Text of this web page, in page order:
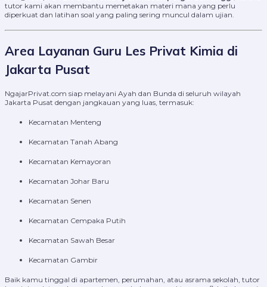
tutor kami akan membantu memetakan materi mana yang perlu
diperkuat dan latihan soal yang paling sering muncul dalam ujian.
Area Layanan Guru Les Privat Kimia di
Jakarta Pusat
NgajarPrivat.com siap melayani Ayah dan Bunda di seluruh wilayah
Jakarta Pusat dengan jangkauan yang luas, termasuk:
Kecamatan Menteng
Kecamatan Tanah Abang
Kecamatan Kemayoran
Kecamatan Johar Baru
Kecamatan Senen
Kecamatan Cempaka Putih
Kecamatan Sawah Besar
Kecamatan Gambir
Baik kamu tinggal di apartemen, perumahan, atau asrama sekolah, tutor